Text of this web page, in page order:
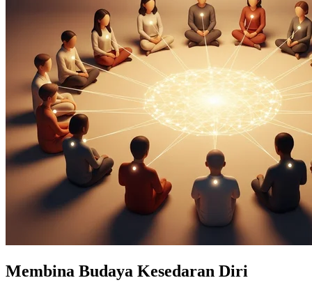
Membina Budaya Kesedaran Diri